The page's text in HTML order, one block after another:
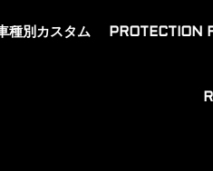
種別カスタム PROTECTION